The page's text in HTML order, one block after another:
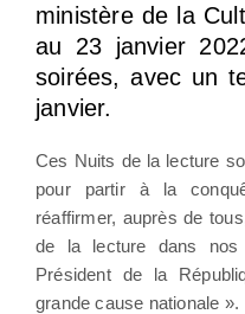
ministère de la
au 23 janvier
soirées, avec un
janvier.
Ces Nuits de la lecture
pour partir à la
réaffirmer, auprès de
de la lecture dans nos
Président de la
grande cause nationale ».